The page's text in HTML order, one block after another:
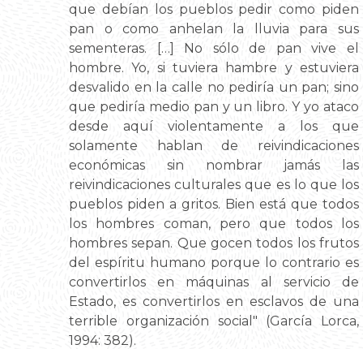
que debían los pueblos pedir como piden
pan o como anhelan la lluvia para sus
sementeras. […] No sólo de pan vive el
hombre. Yo, si tuviera hambre y estuviera
desvalido en la calle no pediría un pan; sino
que pediría medio pan y un libro. Y yo ataco
desde aquí violentamente a los que
solamente hablan de reivindicaciones
económicas sin nombrar jamás las
reivindicaciones culturales que es lo que los
pueblos piden a gritos. Bien está que todos
los hombres coman, pero que todos los
hombres sepan. Que gocen todos los frutos
del espíritu humano porque lo contrario es
convertirlos en máquinas al servicio de
Estado, es convertirlos en esclavos de una
terrible organización social" (García Lorca,
1994: 382).